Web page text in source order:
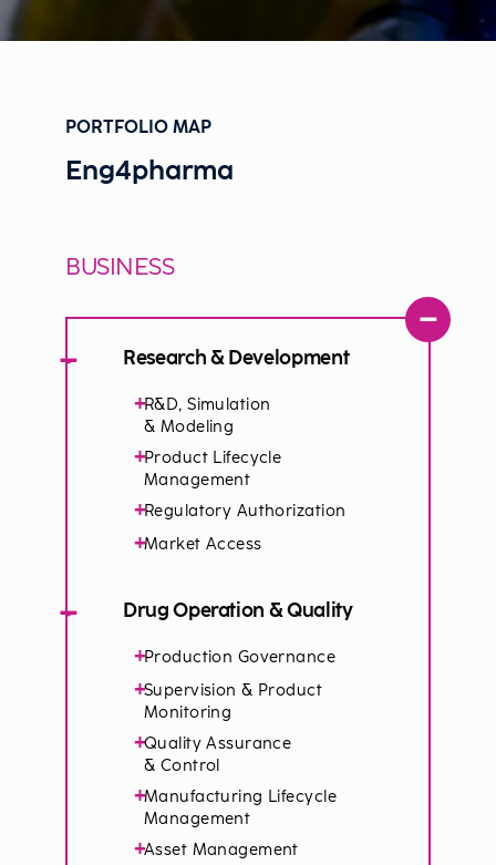
PORTFOLIO MAP
Eng4pharma
BUSINESS
−
−
Research & Development
+R&D, Simulation
& Modeling
+Product Lifecycle
Management
+Regulatory Authorization
+Market Access
− Drug Operation & Quality
+Production Governance
+Supervision & Product
Monitoring
+Quality Assurance
& Control
+Manufacturing Lifecycle
Management
+Asset Management